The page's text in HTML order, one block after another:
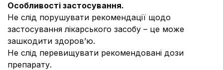
Особливості застосування.
Не слід порушувати рекомендації щодо
застосування лікарського засобу – це може
зашкодити здоров’ю.
Не слід перевищувати рекомендовані дози
препарату.